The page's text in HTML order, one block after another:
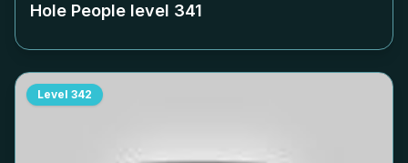
Hole People level 341
Level 342